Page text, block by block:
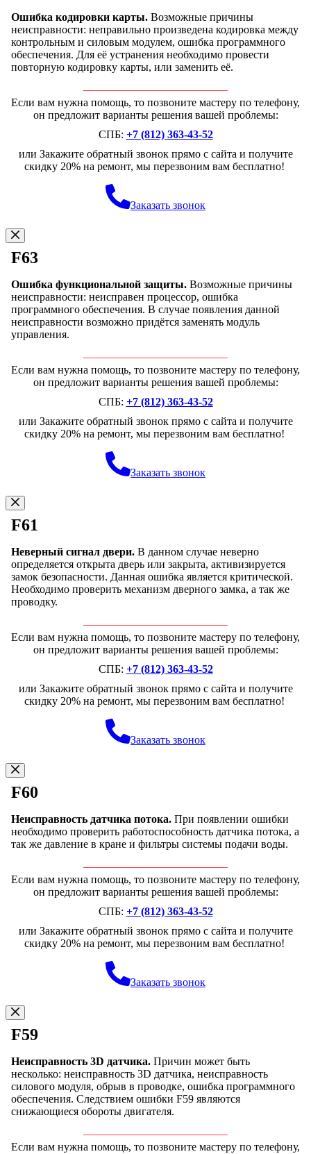
Ошибка кодировки карты. Возможные причины
неисправности: неправильно произведена кодировка между
контрольным и силовым модулем, ошибка программного
обеспечения. Для её устранения необходимо провести
повторную кодировку карты, или заменить её.
Если вам нужна помощь, то позвоните мастеру по телефону,
он предложит варианты решения вашей проблемы:
СПБ: +7 (812) 363-43-52
или Закажите обратный звонок прямо с сайта и получите
скидку 20% на ремонт, мы перезвоним вам бесплатно!
Заказать звонок
F63
Ошибка функциональной защиты. Возможные причины
неисправности: неисправен процессор, ошибка
программного обеспечения. В случае появления данной
неисправности возможно придётся заменять модуль
управления.
Если вам нужна помощь, то позвоните мастеру по телефону,
он предложит варианты решения вашей проблемы:
СПБ: +7 (812) 363-43-52
или Закажите обратный звонок прямо с сайта и получите
скидку 20% на ремонт, мы перезвоним вам бесплатно!
Заказать звонок
F61
Неверный сигнал двери. В данном случае неверно
определяется открыта дверь или закрыта, активизируется
замок безопасности. Данная ошибка является критической.
Необходимо проверить механизм дверного замка, а так же
проводку.
Если вам нужна помощь, то позвоните мастеру по телефону,
он предложит варианты решения вашей проблемы:
СПБ: +7 (812) 363-43-52
или Закажите обратный звонок прямо с сайта и получите
скидку 20% на ремонт, мы перезвоним вам бесплатно!
Заказать звонок
F60
Неисправность датчика потока. При появлении ошибки
необходимо проверить работоспособность датчика потока, а
так же давление в кране и фильтры системы подачи воды.
Если вам нужна помощь, то позвоните мастеру по телефону,
он предложит варианты решения вашей проблемы:
СПБ: +7 (812) 363-43-52
или Закажите обратный звонок прямо с сайта и получите
скидку 20% на ремонт, мы перезвоним вам бесплатно!
Заказать звонок
F59
Неисправность 3D датчика. Причин может быть
несколько: неисправность 3D датчика, неисправность
силового модуля, обрыв в проводке, ошибка программного
обеспечения. Следствием ошибки F59 являются
снижающиеся обороты двигателя.
Если вам нужна помощь, то позвоните мастеру по телефону,